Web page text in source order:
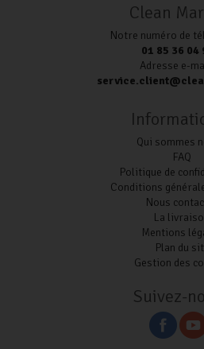
Clean
Notre numéro de
01 85 36 04
Adresse e-
Qui sommes
FAQ
Politique de
Conditions
Nous
La
Mentions
Plan du
Gestion des
Suivez-